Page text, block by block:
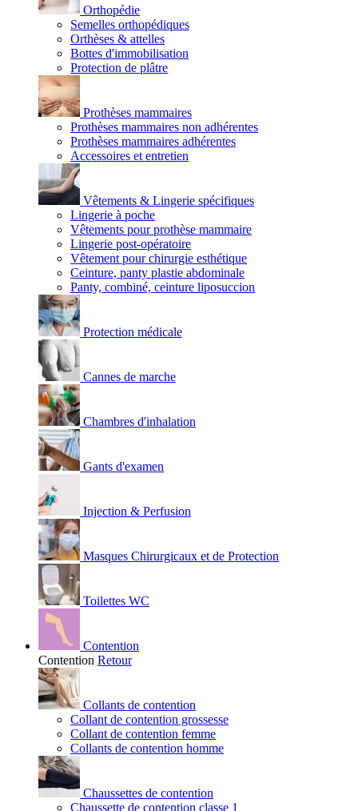
Orthopédie
Semelles orthopédiques
Orthèses & attelles
Bottes d'immobilisation
Protection de plâtre
Prothèses mammaires
Prothèses mammaires non adhérentes
Prothèses mammaires adhérentes
Accessoires et entretien
Vêtements & Lingerie spécifiques
Lingerie à poche
Vêtements pour prothèse mammaire
Lingerie post-opératoire
Vêtement pour chirurgie esthétique
Ceinture, panty plastie abdominale
Panty, combiné, ceinture liposuccion
Protection médicale
Cannes de marche
Chambres d'inhalation
Gants d'examen
Injection & Perfusion
Masques Chirurgicaux et de Protection
Toilettes WC
Contention
Contention Retour
Collants de contention
Collant de contention grossesse
Collant de contention femme
Collants de contention homme
Chaussettes de contention
Chaussette de contention classe 1